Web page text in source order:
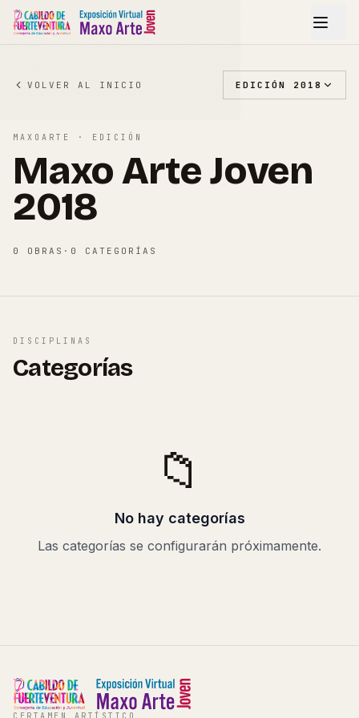
VOLVER AL INICIO EDICIÓN 2018
MAXOARTE · EDICIÓN
Maxo Arte Joven
2018
0 OBRAS · 0 CATEGORÍAS
DISCIPLINAS
Categorías
📁
No hay categorías
Las categorías se configurarán próximamente.